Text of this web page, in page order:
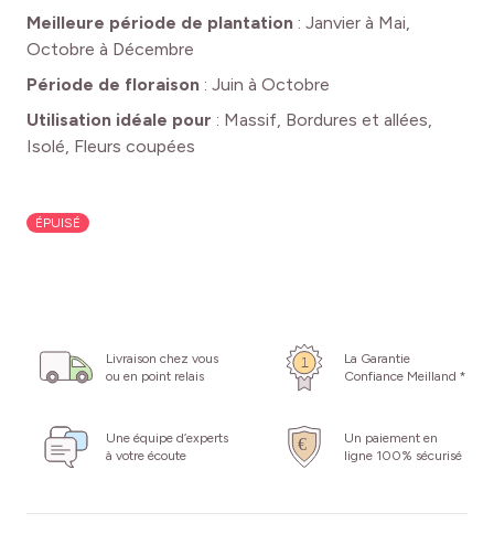
Meilleure période de plantation : Janvier à Mai,
Octobre à Décembre
Période de floraison : Juin à Octobre
Utilisation idéale pour : Massif, Bordures et allées,
Isolé, Fleurs coupées
ÉPUISÉ
Livraison chez vous
ou en point relais
La Garantie
Confiance Meilland *
Une équipe d’experts
à votre écoute
Un paiement en
ligne 100% sécurisé